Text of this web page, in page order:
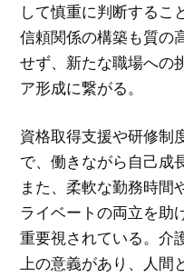
して慎重に判断するこ
信頼関係の構築も質の
せず、新たな職場への
ア形成に繋がる。
資格取得支援や研修制
で、働きながら自己成
また、柔軟な勤務時間
ライベートの両立を助
重要視されている。介
上の意義があり、人間